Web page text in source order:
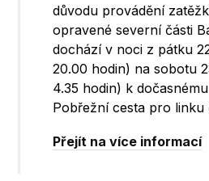
důvodu provádění
opravené severní části
dochází v noci z pátku
20.00 hodin) na sobotu
4.35 hodin) k
Pobřežní cesta pro linku
Přejít na více informací